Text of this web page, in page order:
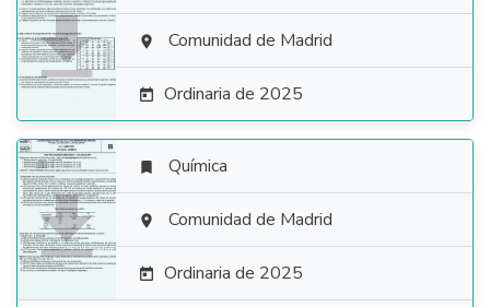
  Comunidad de Madrid
 Ordinaria de 2025

 Química
 Comunidad de Madrid
 Ordinaria de 2025